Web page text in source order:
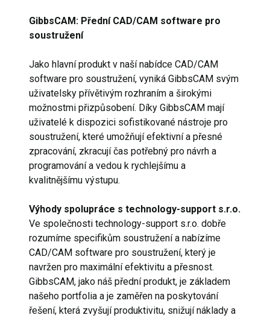
GibbsCAM: Přední CAD/CAM software pro
soustružení
Jako hlavní produkt v naší nabídce CAD/CAM
software pro soustružení, vyniká GibbsCAM svým
uživatelsky přívětivým rozhraním a širokými
možnostmi přizpůsobení. Díky GibbsCAM mají
uživatelé k dispozici sofistikované nástroje pro
soustružení, které umožňují efektivní a přesné
zpracování, zkracují čas potřebný pro návrh a
programování a vedou k rychlejšímu a
kvalitnějšímu výstupu.
Výhody spolupráce s technology-support s.r.o.
Ve společnosti technology-support s.r.o. dobře
rozumíme specifikům soustružení a nabízíme
CAD/CAM software pro soustružení, který je
navržen pro maximální efektivitu a přesnost.
GibbsCAM, jako náš přední produkt, je základem
našeho portfolia a je zaměřen na poskytování
řešení, která zvyšují produktivitu, snižují náklady a